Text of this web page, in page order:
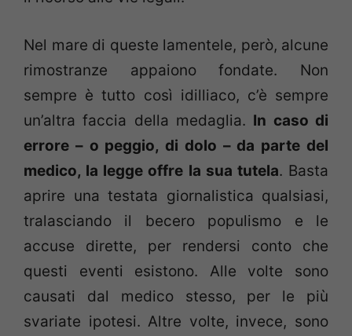
Nel mare di queste lamentele, però, alcune
rimostranze appaiono fondate. Non
sempre è tutto così idilliaco, c’è sempre
un’altra faccia della medaglia. In caso di
errore – o peggio, di dolo – da parte del
medico, la legge offre la sua tutela. Basta
aprire una testata giornalistica qualsiasi,
tralasciando il becero populismo e le
accuse dirette, per rendersi conto che
questi eventi esistono. Alle volte sono
causati dal medico stesso, per le più
svariate ipotesi. Altre volte, invece, sono